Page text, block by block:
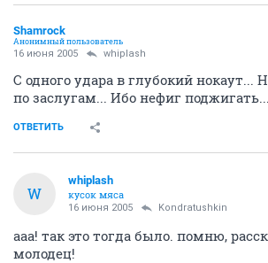
Shamrock
Анонимный пользователь
16 июня 2005 whiplash
С одного удара в глубокий нокаут...
по заслугам... Ибо нефиг поджигать...
ОТВЕТИТЬ
W
whiplash
кусок мяса
16 июня 2005 Kondratushkin
ааа! так это тогда было. помню,
молодец!